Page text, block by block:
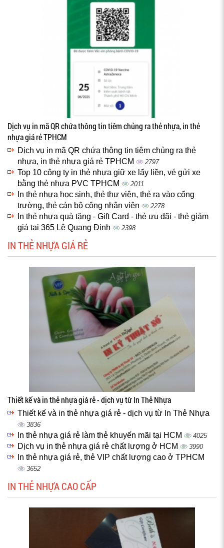
Dịch vụ in mã QR chứa thông tin tiêm chủng ra thẻ nhựa, in thẻ
nhựa giá rẻ TPHCM
Dịch vụ in mã QR chứa thông tin tiêm chủng ra thẻ
nhựa, in thẻ nhựa giá rẻ TPHCM
2797
Top 10 công ty in thẻ nhựa giữ xe lấy liền, vé gửi xe
bằng thẻ nhựa PVC TPHCM
2011
In thẻ nhựa học sinh, thẻ thư viện, thẻ ra vào cổng
trường, thẻ cán bộ công nhân viên
2278
In thẻ nhựa quà tặng - Gift Card - thẻ ưu đãi - thẻ giảm
giá tại 365 Lê Quang Định
2398
IN THẺ NHỰA GIÁ RẺ
Thiết kế và in thẻ nhựa giá rẻ - dịch vụ từ In Thẻ Nhựa
Thiết kế và in thẻ nhựa giá rẻ - dịch vụ từ In Thẻ Nhựa
3836
In thẻ nhựa giá rẻ làm thẻ khuyến mãi tại HCM 4025
Dịch vụ in thẻ nhựa giá rẻ chất lượng ở HCM 3990
In thẻ nhựa giá rẻ, thẻ VIP chất lượng cao ở TPHCM
3652
IN THẺ NHỰA CAO CẤP